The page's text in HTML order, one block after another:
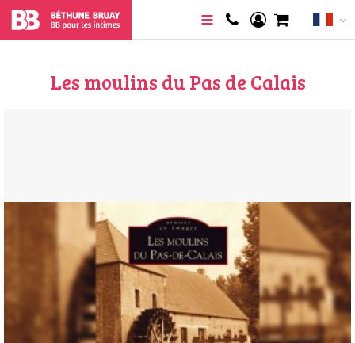
Les moulins du Pas de Calais